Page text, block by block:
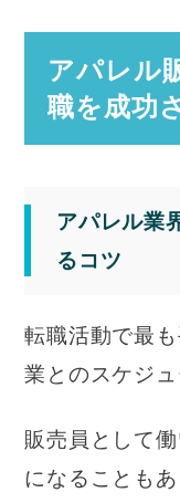
アパレル
職を成功
アパレル業
るコツ
転職活動で最
業とのスケジュ
販売員として
になることも